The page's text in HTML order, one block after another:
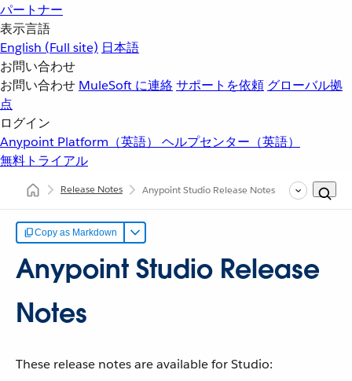
パートナー
表示言語
English (Full site) 日本語
お問い合わせ
お問い合わせ MuleSoft に連絡サポートを依頼 グローバル拠
点
ログイン
Anypoint Platform（英語） ヘルプセンター（英語）
無料トライアル
Release Notes Anypoint Studio Release Notes
Copy as Markdown
Anypoint Studio Release
Notes
These release notes are available for Studio: